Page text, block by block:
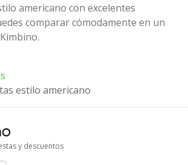
americano con excelentes
comparar cómodamente en un
estilo americano
y descuentos